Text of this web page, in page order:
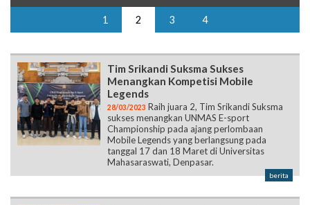
1 2 3 4
Tim Srikandi Suksma Sukses
Menangkan Kompetisi Mobile
Legends
28/03/2023 Raih juara 2, Tim Srikandi Suksma
sukses menangkan UNMAS E-sport
Championship pada ajang perlombaan
Mobile Legends yang berlangsung pada
tanggal 17 dan 18 Maret di Universitas
Mahasaraswati, Denpasar.
berita